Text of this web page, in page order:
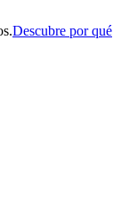
Descubre por qué